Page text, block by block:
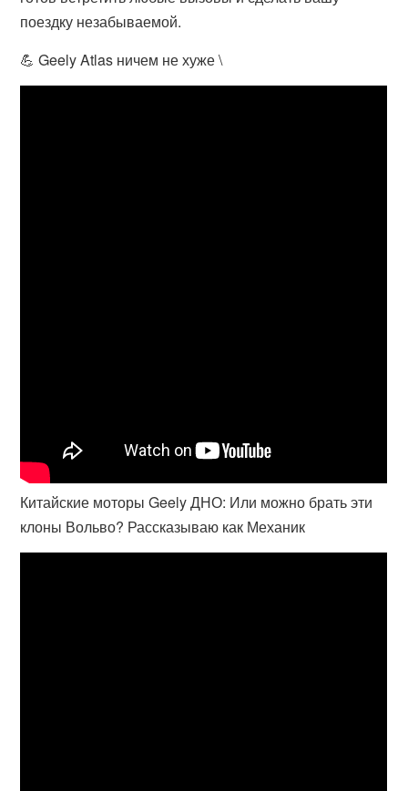
поездку незабываемой.
💪 Geely Atlas ничем не хуже \
Китайские моторы Geely ДНО: Или можно брать эти
клоны Вольво? Рассказываю как Механик